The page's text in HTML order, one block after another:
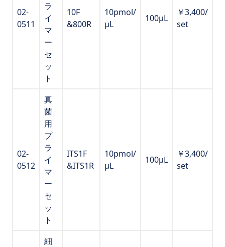
02-
0511
ラ
イ
マ
ー
セ
ッ
ト
10F
&800R
10pmol/
μL
100μL
￥3,400/
set
02-
0512
真
菌
用
プ
ラ
イ
マ
ー
セ
ッ
ト
ITS1F
&ITS1R
10pmol/
μL
100μL
￥3,400/
set
細